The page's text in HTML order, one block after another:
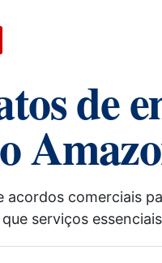
de
comerciais
serviços